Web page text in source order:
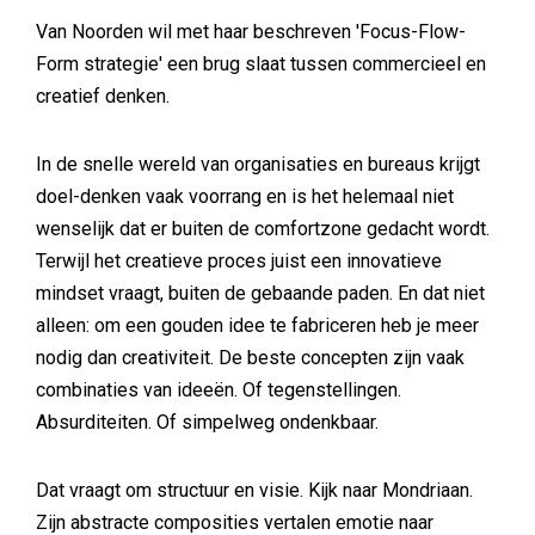
Van Noorden wil met haar beschreven 'Focus-Flow-
Form strategie' een brug slaat tussen commercieel en
creatief denken.
In de snelle wereld van organisaties en bureaus krijgt
doel-denken vaak voorrang en is het helemaal niet
wenselijk dat er buiten de comfortzone gedacht wordt.
Terwijl het creatieve proces juist een innovatieve
mindset vraagt, buiten de gebaande paden. En dat niet
alleen: om een gouden idee te fabriceren heb je meer
nodig dan creativiteit. De beste concepten zijn vaak
combinaties van ideeën. Of tegenstellingen.
Absurditeiten. Of simpelweg ondenkbaar.
Dat vraagt om structuur en visie. Kijk naar Mondriaan.
Zijn abstracte composities vertalen emotie naar